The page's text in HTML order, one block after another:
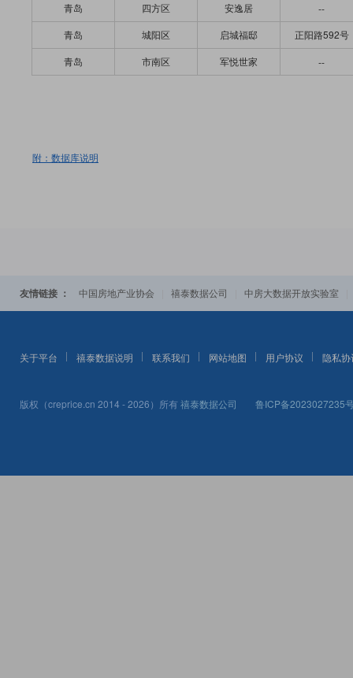
青岛
四方区 安逸居
--
青岛
城阳区 启城福邸
正阳路592号
青岛
市南区 军悦世家 --
附：数据库说明
友情链接 ： 中国房地产业协会 禧泰数据公司 中房大数据开放实验室
关于平台 禧泰数据说明 联系我们 网站地图 用户协议 隐私协
版权（creprice.cn 2014 - 2026）所有禧泰数据公司 鲁ICP备2023027235